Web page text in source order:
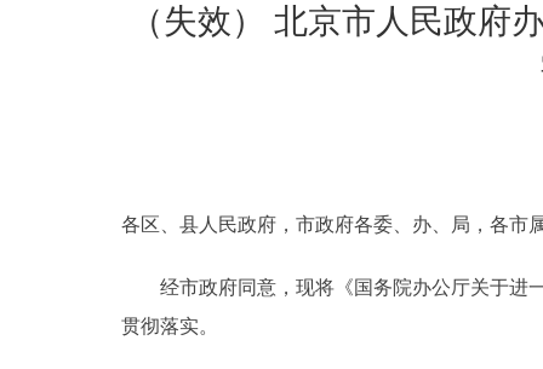
政务公开
政务服务
（失效） 北京市人民政府
各区、县人民政府，市政府各委、办、局，各市
经市政府同意，现将《国务院办公厅关于进一
贯彻落实。